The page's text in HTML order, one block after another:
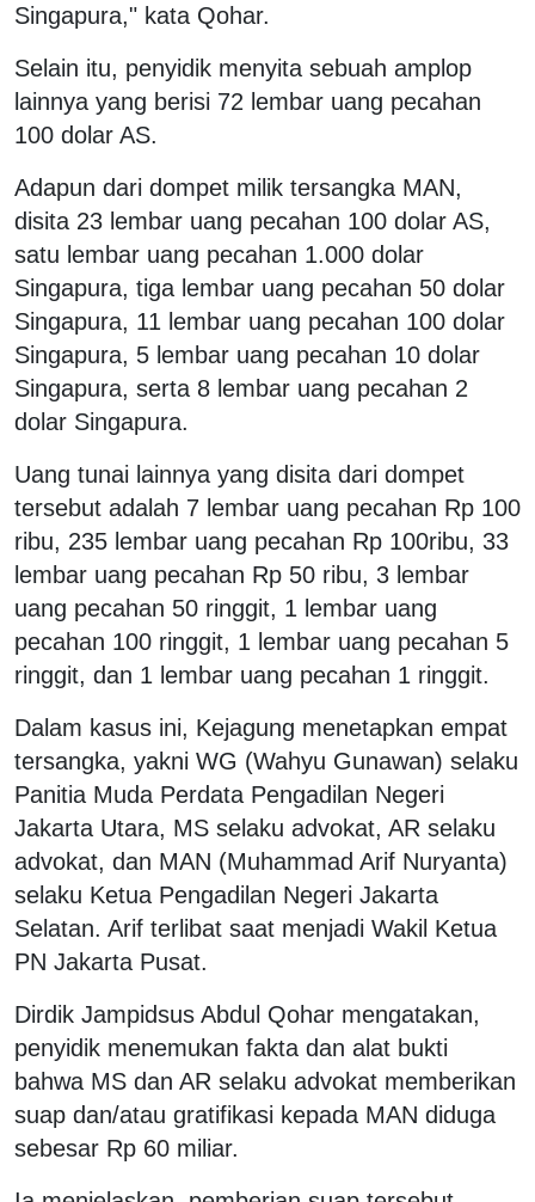
Singapura," kata Qohar.
Selain itu, penyidik menyita sebuah amplop
lainnya yang berisi 72 lembar uang pecahan
100 dolar AS.
Adapun dari dompet milik tersangka MAN,
disita 23 lembar uang pecahan 100 dolar AS,
satu lembar uang pecahan 1.000 dolar
Singapura, tiga lembar uang pecahan 50 dolar
Singapura, 11 lembar uang pecahan 100 dolar
Singapura, 5 lembar uang pecahan 10 dolar
Singapura, serta 8 lembar uang pecahan 2
dolar Singapura.
Uang tunai lainnya yang disita dari dompet
tersebut adalah 7 lembar uang pecahan Rp 100
ribu, 235 lembar uang pecahan Rp 100ribu, 33
lembar uang pecahan Rp 50 ribu, 3 lembar
uang pecahan 50 ringgit, 1 lembar uang
pecahan 100 ringgit, 1 lembar uang pecahan 5
ringgit, dan 1 lembar uang pecahan 1 ringgit.
Dalam kasus ini, Kejagung menetapkan empat
tersangka, yakni WG (Wahyu Gunawan) selaku
Panitia Muda Perdata Pengadilan Negeri
Jakarta Utara, MS selaku advokat, AR selaku
advokat, dan MAN (Muhammad Arif Nuryanta)
selaku Ketua Pengadilan Negeri Jakarta
Selatan. Arif terlibat saat menjadi Wakil Ketua
PN Jakarta Pusat.
Dirdik Jampidsus Abdul Qohar mengatakan,
penyidik menemukan fakta dan alat bukti
bahwa MS dan AR selaku advokat memberikan
suap dan/atau gratifikasi kepada MAN diduga
sebesar Rp 60 miliar.